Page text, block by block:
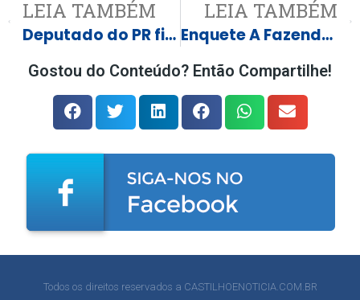
LEIA TAMBÉM
Deputado do PR filmado em briga de rua diz que sofreu racismo
LEIA TAMBÉM
Enquete A Fazenda 17: roça pega fogo com disputa acirrada entre peões
Gostou do Conteúdo? Então Compartilhe!
Todos os direitos reservados a CASTILHOENOTICIA.COM.BR